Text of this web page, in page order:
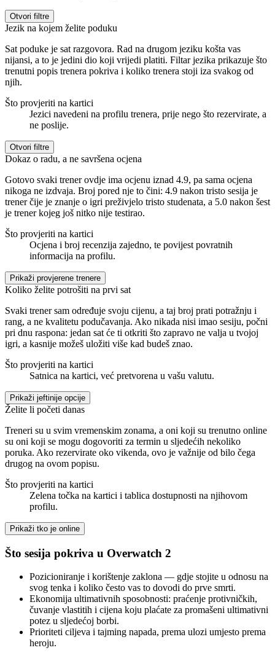
Otvori filtre
Jezik na kojem želite poduku
Sat poduke je sat razgovora. Rad na drugom jeziku košta vas
nijansi, a to je jedini dio koji vrijedi platiti. Filtar jezika prikazuje što
trenutni popis trenera pokriva i koliko trenera stoji iza svakog od
njih.
Što provjeriti na kartici
Jezici navedeni na profilu trenera, prije nego što rezervirate, a
ne poslije.
Otvori filtre
Dokaz o radu, a ne savršena ocjena
Gotovo svaki trener ovdje ima ocjenu iznad 4.9, pa sama ocjena
nikoga ne izdvaja. Broj pored nje to čini: 4.9 nakon tristo sesija je
trener čije je znanje o igri preživjelo tristo studenata, a 5.0 nakon šest
je trener kojeg još nitko nije testirao.
Što provjeriti na kartici
Ocjena i broj recenzija zajedno, te povijest povratnih
informacija na profilu.
Prikaži provjerene trenere
Koliko želite potrošiti na prvi sat
Svaki trener sam određuje svoju cijenu, a taj broj prati potražnju i
rang, a ne kvalitetu podučavanja. Ako nikada nisi imao sesiju, počni
pri dnu raspona: jedan sat će ti otkriti što zapravo ne valja u tvojoj
igri, a kasnije možeš uložiti više kad budeš znao.
Što provjeriti na kartici
Satnica na kartici, već pretvorena u vašu valutu.
Prikaži jeftinije opcije
Želite li početi danas
Treneri su u svim vremenskim zonama, a oni koji su trenutno online
su oni koji se mogu dogovoriti za termin u sljedećih nekoliko
poruka. Ako rezervirate oko vikenda, ovo je važnije od bilo čega
drugog na ovom popisu.
Što provjeriti na kartici
Zelena točka na kartici i tablica dostupnosti na njihovom
profilu.
Prikaži tko je online
Što sesija pokriva u Overwatch 2
Pozicioniranje i korištenje zaklona — gdje stojite u odnosu na
svog tenka i koliko često vas to dovodi do prve smrti.
Ekonomija ultimativnih sposobnosti: praćenje protivničkih,
čuvanje vlastitih i cijena koju plaćate za promašeni ultimativni
potez u sljedećoj borbi.
Prioriteti ciljeva i tajming napada, prema ulozi umjesto prema
heroju.